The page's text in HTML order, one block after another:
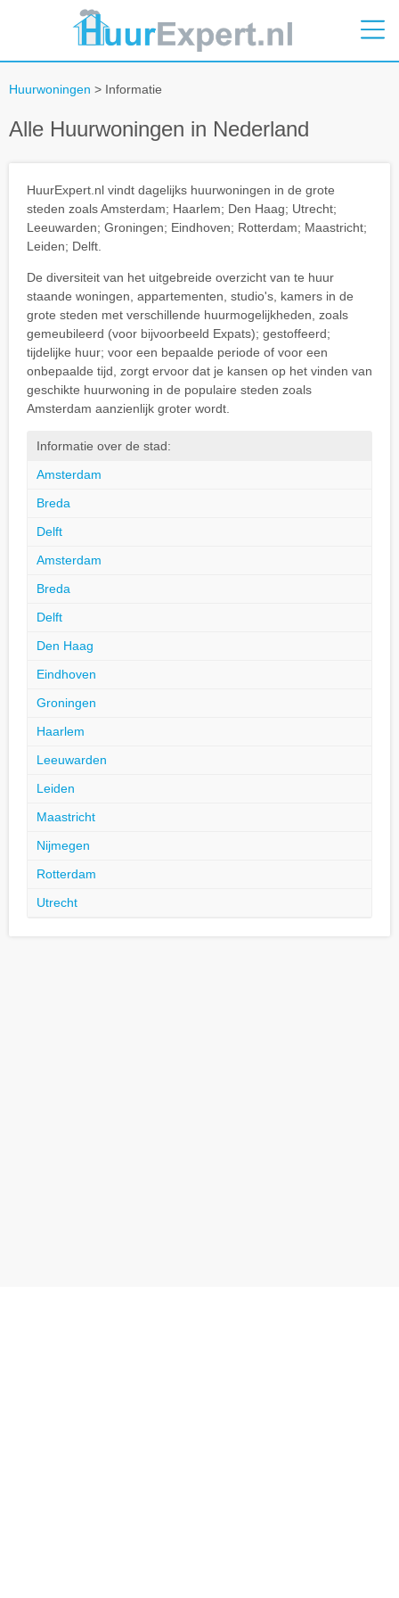
Huurwoningen > Informatie
Alle Huurwoningen in Nederland
HuurExpert.nl vindt dagelijks huurwoningen in de grote
steden zoals Amsterdam; Haarlem; Den Haag; Utrecht;
Leeuwarden; Groningen; Eindhoven; Rotterdam; Maastricht;
Leiden; Delft.
De diversiteit van het uitgebreide overzicht van te huur
staande woningen, appartementen, studio's, kamers in de
grote steden met verschillende huurmogelijkheden, zoals
gemeubileerd (voor bijvoorbeeld Expats); gestoffeerd;
tijdelijke huur; voor een bepaalde periode of voor een
onbepaalde tijd, zorgt ervoor dat je kansen op het vinden van
geschikte huurwoning in de populaire steden zoals
Amsterdam aanzienlijk groter wordt.
Informatie over de stad:
Amsterdam
Breda
Delft
Amsterdam
Breda
Delft
Den Haag
Eindhoven
Groningen
Haarlem
Leeuwarden
Leiden
Maastricht
Nijmegen
Rotterdam
Utrecht